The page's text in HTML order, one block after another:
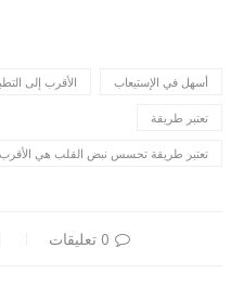
أسهل في الإستيعاب الأقرب إلى
تعتبر طريقة
تعتبر طريقة تحسس نبض القلب هي الأقرب
0 تعليقات